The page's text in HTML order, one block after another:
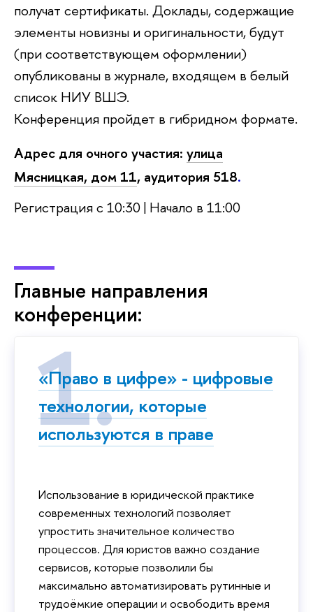
получат сертификаты. Доклады, содержащие
элементы новизны и оригинальности, будут
(при соответствующем оформлении)
опубликованы в журнале, входящем в белый
список НИУ ВШЭ.
Конференция пройдет в гибридном формате.
Адрес для очного участия: улица
Мясницкая, дом 11, аудитория 518.
Регистрация с 10:30 | Начало в 11:00
Главные направления
конференции:
«Право в цифре» - цифровые
технологии, которые
используются в праве
Использование в юридической практике
современных технологий позволяет
упростить значительное количество
процессов. Для юристов важно создание
сервисов, которые позволили бы
максимально автоматизировать рутинные и
трудоёмкие операции и освободить время